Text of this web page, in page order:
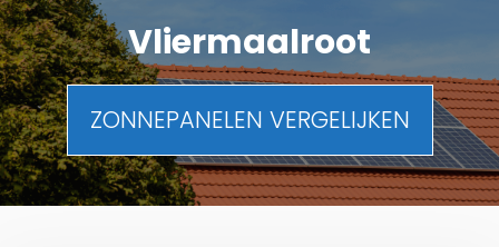
Vliermaalroot
ZONNEPANELEN VERGELIJKEN